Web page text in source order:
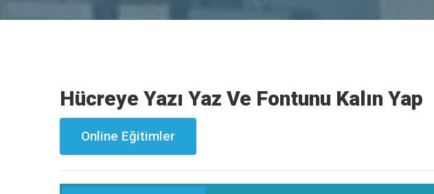
Hücreye Yazı Yaz Ve Fontunu Kalın Yap
Online Eğitimler